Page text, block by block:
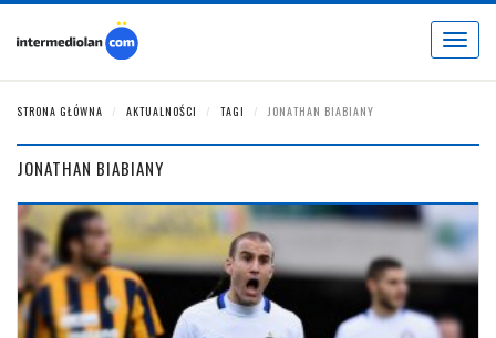
Toggle
STRONA GŁÓWNA AKTUALNOŚCI TAGI JONATHAN BIABIANY
JONATHAN BIABIANY